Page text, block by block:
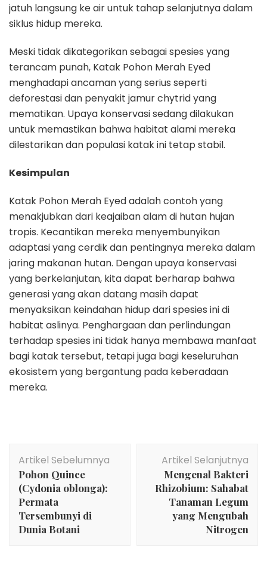
jatuh langsung ke air untuk tahap selanjutnya dalam
siklus hidup mereka.
Meski tidak dikategorikan sebagai spesies yang
terancam punah, Katak Pohon Merah Eyed
menghadapi ancaman yang serius seperti
deforestasi dan penyakit jamur chytrid yang
mematikan. Upaya konservasi sedang dilakukan
untuk memastikan bahwa habitat alami mereka
dilestarikan dan populasi katak ini tetap stabil.
Kesimpulan
Katak Pohon Merah Eyed adalah contoh yang
menakjubkan dari keajaiban alam di hutan hujan
tropis. Kecantikan mereka menyembunyikan
adaptasi yang cerdik dan pentingnya mereka dalam
jaring makanan hutan. Dengan upaya konservasi
yang berkelanjutan, kita dapat berharap bahwa
generasi yang akan datang masih dapat
menyaksikan keindahan hidup dari spesies ini di
habitat aslinya. Penghargaan dan perlindungan
terhadap spesies ini tidak hanya membawa manfaat
bagi katak tersebut, tetapi juga bagi keseluruhan
ekosistem yang bergantung pada keberadaan
mereka.
Artikel
Artikel Sebelumnya
Pohon Quince
(Cydonia oblonga):
Permata
Tersembunyi di
Dunia Botani
Artikel Selanjutnya
Mengenal Bakteri
Rhizobium: Sahabat
Tanaman Legum
yang Mengubah
Nitrogen